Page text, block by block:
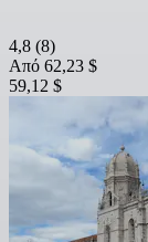
4,8 (8)
Από 62,23 $
59,12 $